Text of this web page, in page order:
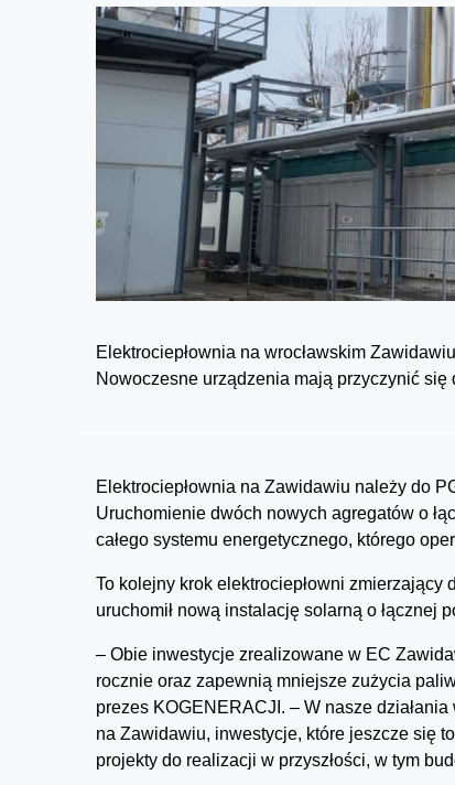
Elektrociepłownia na wrocławskim
Nowoczesne urządzenia mają przyczynić
Elektrociepłownia na Zawidawiu należy do
Uruchomienie dwóch nowych agregatów o
całego systemu energetycznego, którego
To kolejny krok elektrociepłowni zmierzający
uruchomił nową instalację solarną o
– Obie inwestycje zrealizowane w EC
rocznie oraz zapewnią mniejsze zużycia
prezes KOGENERACJI. – W nasze
na Zawidawiu, inwestycje, które jeszcze się
projekty do realizacji w przyszłości, w tym